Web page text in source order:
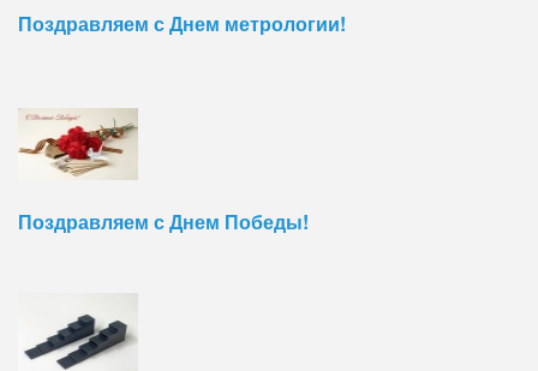
Поздравляем с Днем метрологии!
Поздравляем с Днем Победы!